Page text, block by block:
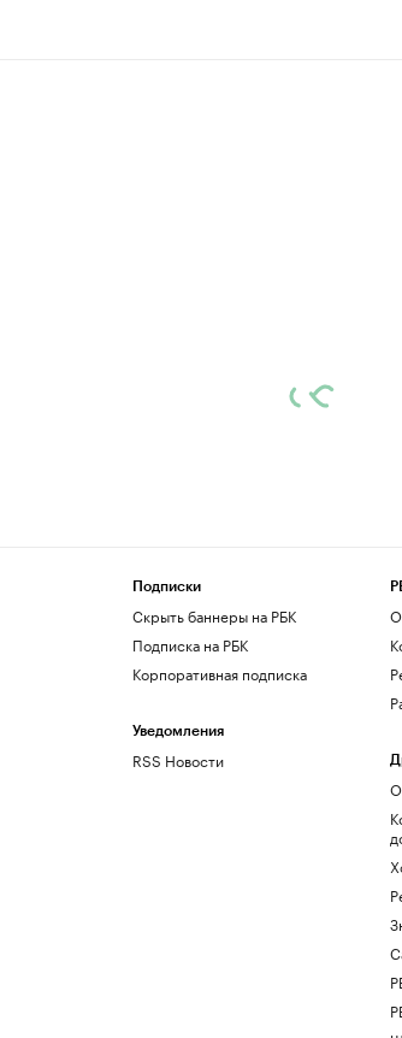
Подписки
Скрыть баннеры на РБК
Подписка на РБК
Корпоративная подписка
Уведомления
RSS Новости